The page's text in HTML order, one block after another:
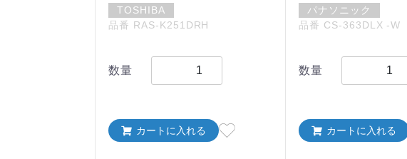
TOSHIBA
品番 RAS-K251DRH
数量
カートに入れる
パナソニック
品番 CS-363DLX -W
数量
カートに入れる